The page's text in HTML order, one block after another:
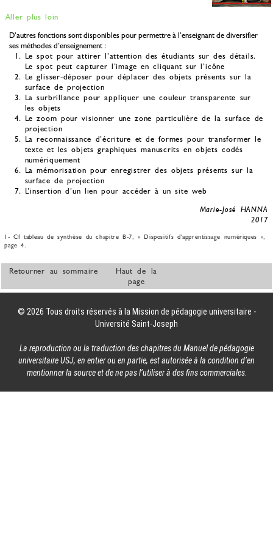
Aller plus loin
D’autres fonctions sont disponibles pour permettre à l’enseignant de diversifier
ses méthodes d’enseignement :
Le spot pour attirer l’attention des étudiants sur des détails.
Le spot peut capturer l’image en cliquant sur l’icône
Le glisser-déposer pour déplacer des objets présents sur la
surface de projection
La surbrillance pour appliquer une couleur transparente sur
les objets
Le zoom pour visionner une zone particulière de la surface de
projection
La reconnaissance d’écriture et de formes pour transformer le
texte et les objets graphiques manuscrits en objets codés
numériquement
La mémorisation pour enregistrer des objets présents sur la
surface de projection
L’insertion d’un lien pour accéder à un site web
Marie-José HANNA
2017
1- Cf tableau de synthèse du chapitre B-7, « Dispositifs d’apprentissage numériques »,
page 4.
Retourner au sommaire
Haut de la
page
© 2026 Tous droits réservés à la Mission de pédagogie universitaire -
Université Saint-Joseph
La reproduction ou la traduction des chapitres du Manuel de pédagogie
universitaire USJ, en entier ou en partie, est autorisée à la condition d’en
mentionner la source et de ne pas l’utiliser à des fins commerciales.